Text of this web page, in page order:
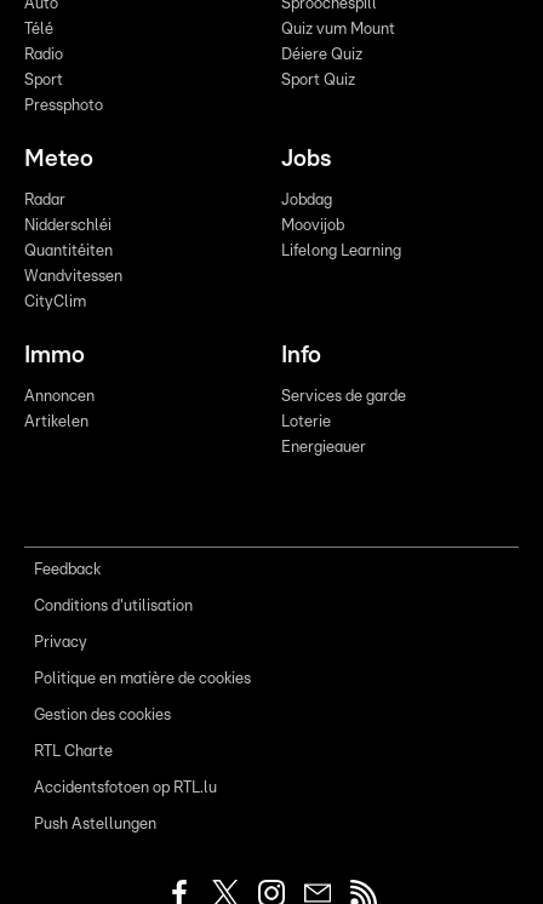
Auto
Télé
Radio
Sport
Pressphoto
Sproochespill
Quiz vum Mount
Déiere Quiz
Sport Quiz
Meteo
Radar
Nidderschléi
Quantitéiten
Wandvitessen
CityClim
Jobs
Jobdag
Moovijob
Lifelong Learning
Immo
Annoncen
Artikelen
Info
Services de garde
Loterie
Energieauer
Feedback
Conditions d'utilisation
Privacy
Politique en matière de cookies
Gestion des cookies
RTL Charte
Accidentsfotoen op RTL.lu
Push Astellungen